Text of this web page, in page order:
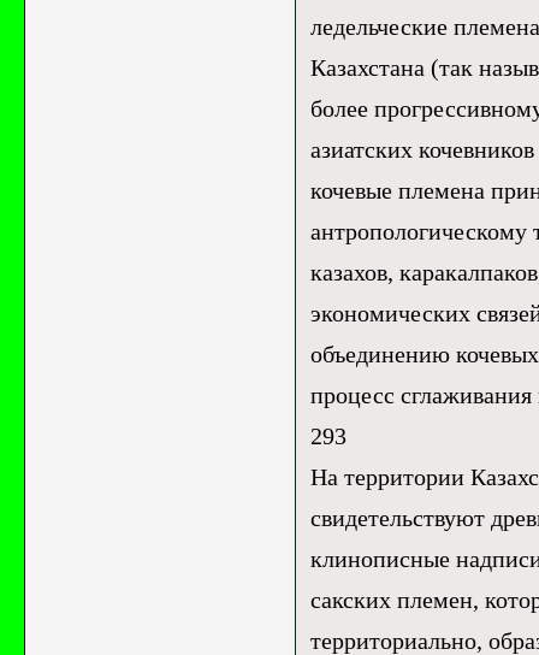
ледельческие
Казахстана (так
более
азиатских
кочевые племена
антропологическому
казахов,
экономических
объединению
процесс
293
На территории
свидетельствуют
клинописные
сакских племен,
территориально,